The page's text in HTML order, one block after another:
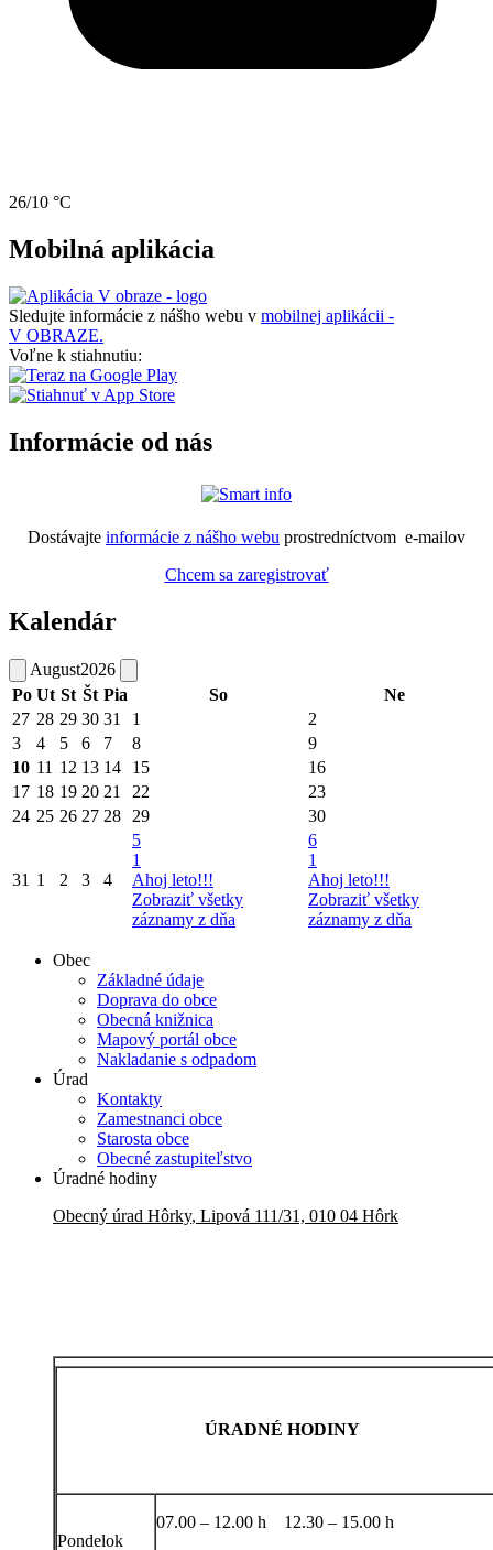
26/10 °C
Mobilná aplikácia
Sledujte informácie z nášho webu v mobilnej aplikácii -
V OBRAZE.
Voľne k stiahnutiu:
Informácie od nás
Dostávajte informácie z nášho webu prostredníctvom e-mailov
Chcem sa zaregistrovať
Kalendár
August2026
Po Ut St Št Pia So
Ne
27 28 29 30 31 1
2
3
4 5 6 7 8
9
10 11 12 13 14 15
16
17 18 19 20 21 22
23
24 25 26 27 28 29 30
31 1 2 3 4
5
1
Ahoj leto!!!
Zobraziť všetky
záznamy z dňa
6
1
Ahoj leto!!!
Zobraziť všetky
záznamy z dňa
Obec
Základné údaje
Doprava do obce
Obecná knižnica
Mapový portál obce
Nakladanie s odpadom
Úrad
Kontakty
Zamestnanci obce
Starosta obce
Obecné zastupiteľstvo
Úradné hodiny
Obecný úrad Hôrky, Lipová 111/31, 010 04 Hôrk
ÚRADNÉ HODINY
Pondelok
07.00 – 12.00 h 12.30 – 15.00 h